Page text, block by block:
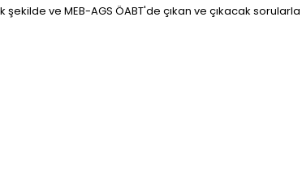
ve MEB-AGS ÖABT'de çıkan ve çıkacak